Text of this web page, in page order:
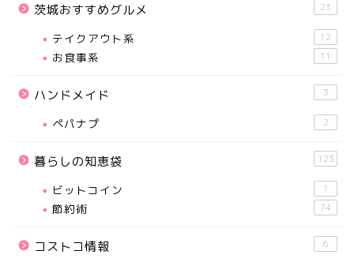
茨城おすすめグルメ 23
テイクアウト系 12
お食事系 11
ハンドメイド 3
ペパナプ 2
暮らしの知恵袋 123
ビットコイン 1
節約術 74
コストコ情報 6